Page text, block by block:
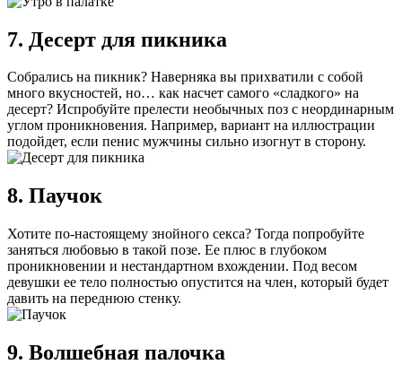
7. Десерт для пикника
Собрались на пикник? Наверняка вы прихватили с собой
много вкусностей, но… как насчет самого «сладкого» на
десерт? Испробуйте прелести необычных поз с неординарным
углом проникновения. Например, вариант на иллюстрации
подойдет, если пенис мужчины сильно изогнут в сторону.
8. Паучок
Хотите по-настоящему знойного секса? Тогда попробуйте
заняться любовью в такой позе. Ее плюс в глубоком
проникновении и нестандартном вхождении. Под весом
девушки ее тело полностью опустится на член, который будет
давить на переднюю стенку.
9. Волшебная палочка